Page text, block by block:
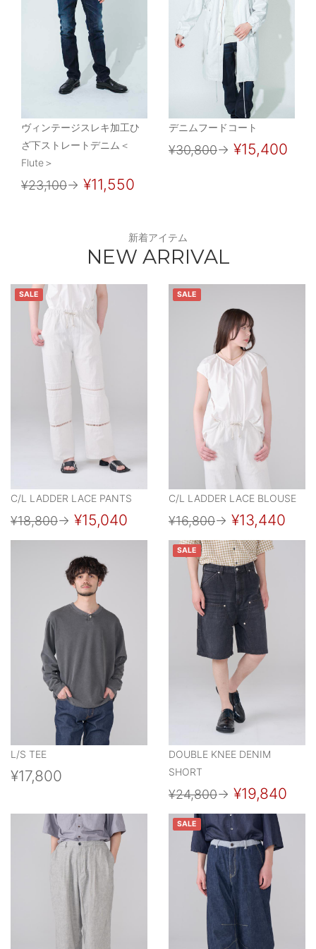
ヴィンテージスレキ加工ひ
ざ下ストレートデニム＜
Flute＞
¥23,100→ ¥11,550
デニムフードコート
¥30,800→ ¥15,400
新着アイテム
NEW ARRIVAL
SALE
C/L LADDER LACE PANTS
¥18,800→ ¥15,040
SALE
C/L LADDER LACE BLOUSE
¥16,800→ ¥13,440
L/S TEE
¥17,800
SALE
DOUBLE KNEE DENIM
SHORT
¥24,800→ ¥19,840
SALE